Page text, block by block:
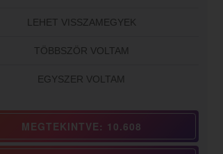
LEHET VISSZAMEGYEK
TÖBBSZÖR VOLTAM
EGYSZER VOLTAM
MEGTEKINTVE: 10.608